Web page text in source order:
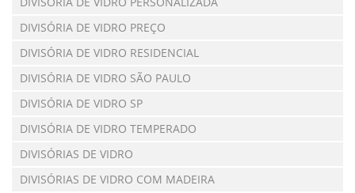
DIVISÓRIA DE VIDRO PREÇO
DIVISÓRIA DE VIDRO RESIDENCIAL
DIVISÓRIA DE VIDRO SÃO PAULO
DIVISÓRIA DE VIDRO SP
DIVISÓRIA DE VIDRO TEMPERADO
DIVISÓRIAS DE VIDRO
DIVISÓRIAS DE VIDRO COM MADEIRA